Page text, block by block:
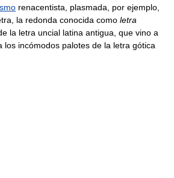
renacentista, plasmada, por ejemplo,
la redonda conocida como letra
la letra uncial latina antigua, que vino a
los incómodos palotes de la letra gótica